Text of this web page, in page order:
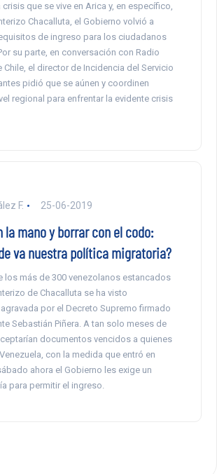
crisis que se vive en Arica y, en específico,
Chacalluta, el Gobierno volvió a
de ingreso para los ciudadanos
su parte, en conversación con Radio
Chile, el director de Incidencia del Servicio
pidió que se aúnen y coordinen
regional para enfrentar la evidente crisis
F. 25-06-2019
la mano y borrar con el codo:
va nuestra política migratoria?
los más de 300 venezolanos estancados
de Chacalluta se ha visto
por el Decreto Supremo firmado
Sebastián Piñera. A tan solo meses de
documentos vencidos a quienes
con la medida que entró en
ahora el Gobierno les exige un
para permitir el ingreso.